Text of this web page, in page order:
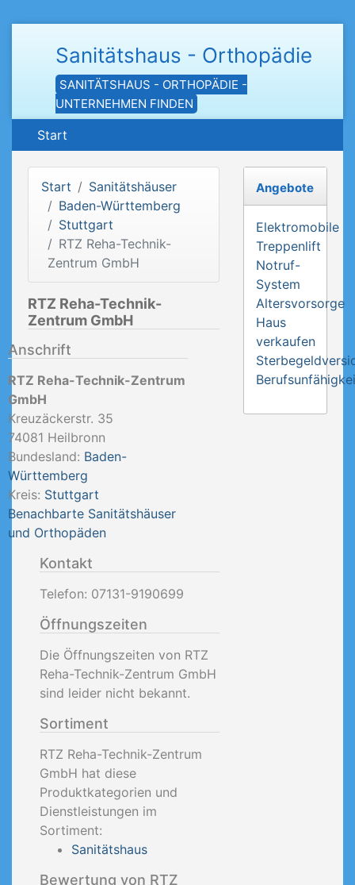
Sanitätshaus - Orthopädie
SANITÄTSHAUS - ORTHOPÄDIE -
UNTERNEHMEN FINDEN
Start
Start
Sanitätshäuser
Baden-Württemberg
Stuttgart
RTZ Reha-Technik-
Zentrum GmbH
RTZ Reha-Technik-
Zentrum GmbH
Anschrift
RTZ Reha-Technik-Zentrum
GmbH
Kreuzäckerstr. 35
74081 Heilbronn
Bundesland: Baden-
Württemberg
Kreis: Stuttgart
Benachbarte Sanitätshäuser
und Orthopäden
Kontakt
Telefon: 07131-9190699
Öffnungszeiten
Die Öffnungszeiten von RTZ
Reha-Technik-Zentrum GmbH
sind leider nicht bekannt.
Sortiment
RTZ Reha-Technik-Zentrum
GmbH hat diese
Produktkategorien und
Dienstleistungen im
Sortiment:
Sanitätshaus
Bewertung von RTZ
Angebote
Elektromobile
Treppenlift
Notruf-
System
Altersvorsorge
Haus
verkaufen